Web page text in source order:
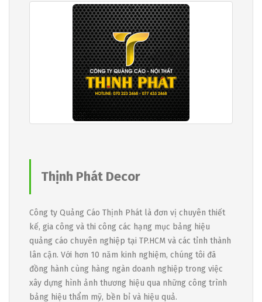
Thịnh Phát Decor
Công ty Quảng Cáo Thịnh Phát là đơn vị chuyên thiết
kế, gia công và thi công các hạng mục bảng hiệu
quảng cáo chuyên nghiệp tại TP.HCM và các tỉnh thành
lân cận. Với hơn 10 năm kinh nghiệm, chúng tôi đã
đồng hành cùng hàng ngàn doanh nghiệp trong việc
xây dựng hình ảnh thương hiệu qua những công trình
bảng hiệu thẩm mỹ, bền bỉ và hiệu quả.